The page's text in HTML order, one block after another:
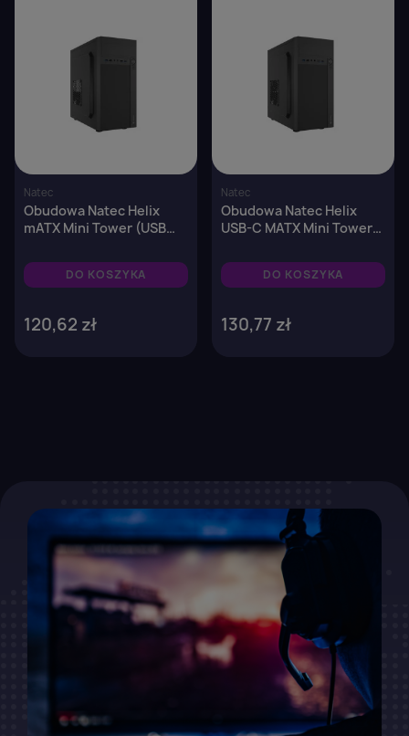
Natec
Obudowa Natec Helix
mATX Mini Tower (USB
DO KOSZYKA
120,62 zł
Natec
Obudowa Natec Helix
USB-C MATX Mini Tower
DO KOSZYKA
130,77 zł
Anuluj Zaloguj się